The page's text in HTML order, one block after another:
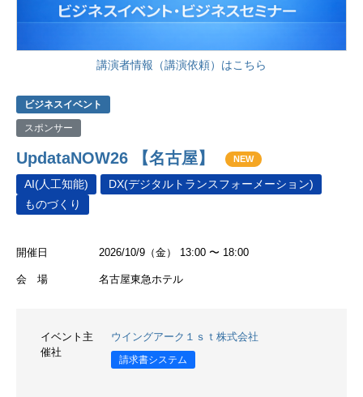
講演者情報（講演依頼）はこちら
ビジネスイベント
スポンサー
UpdataNOW26 【名古屋】 NEW
AI(人工知能)
DX(デジタルトランスフォーメーション)
ものづくり
開催日 2026/10/9（金） 13:00 〜 18:00
会 場 名古屋東急ホテル
イベント主
催社
ウイングアーク１ｓｔ株式会社
請求書システム